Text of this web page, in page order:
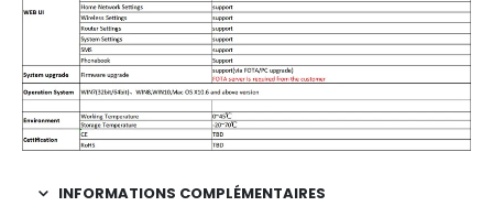
INFORMATIONS COMPLÉMENTAIRES